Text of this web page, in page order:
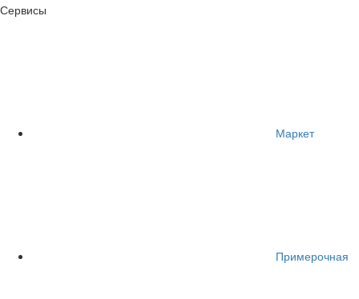
Сервисы
Маркет
Примерочная